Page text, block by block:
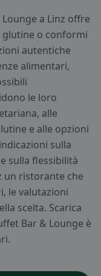
a Linz offre
glutine o conformi
autentiche
alimentari,
le loro
alle
e alle opzioni
sulla
sulla flessibilità
un ristorante che
le valutazioni
scelta. Scarica
Bar & Lounge è